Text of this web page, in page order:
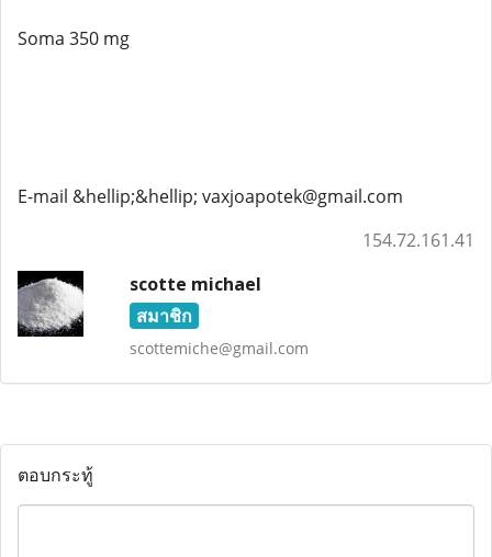
Soma 350 mg
E-mail &hellip;&hellip; vaxjoapotek@gmail.com
154.72.161.41
scotte michael
สมาชิก
scottemiche@gmail.com
ตอบกระทู้